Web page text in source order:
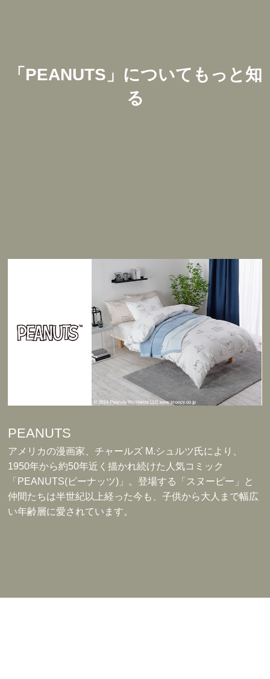
「 PEANUTS 」についてもっと知
る
PEANUTS
アメリカの漫画家、チャールズ M.シュルツ氏により、
1950年から約50年近く描かれ続けた人気コミック
「PEANUTS(ピーナッツ)」。登場する「スヌーピー」と
仲間たちは半世紀以上経った今も、子供から大人まで幅広
い年齢層に愛されています。